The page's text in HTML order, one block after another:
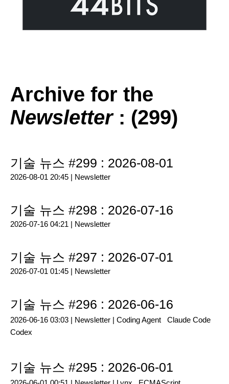
Archive for the
Newsletter: (299)
기술 뉴스 #299 : 2026-08-01
2026-08-01 20:45 | Newsletter
기술 뉴스 #298 : 2026-07-16
2026-07-16 04:21 | Newsletter
기술 뉴스 #297 : 2026-07-01
2026-07-01 01:45 | Newsletter
기술 뉴스 #296 : 2026-06-16
2026-06-16 03:03 | Newsletter | Coding Agent
Claude Code
Codex
기술 뉴스 #295 : 2026-06-01